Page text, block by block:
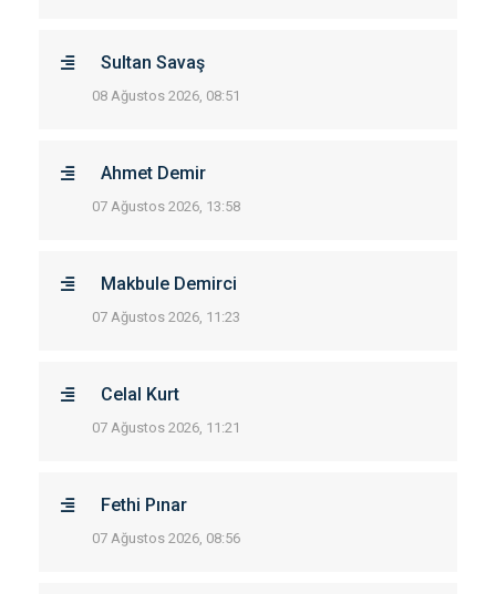
Sultan Savaş
08 Ağustos 2026, 08:51
Ahmet Demir
07 Ağustos 2026, 13:58
Makbule Demirci
07 Ağustos 2026, 11:23
Celal Kurt
07 Ağustos 2026, 11:21
Fethi Pınar
07 Ağustos 2026, 08:56